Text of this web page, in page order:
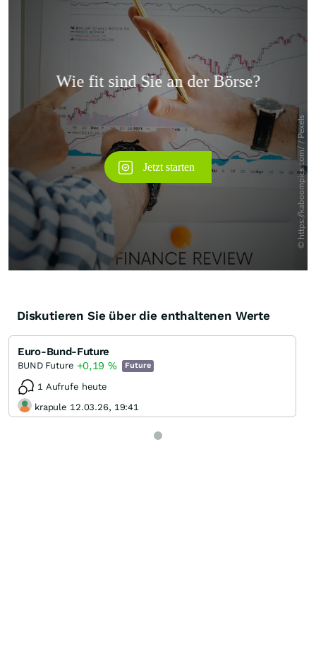
Überspringen
Diskutieren Sie über die enthaltenen Werte
Euro-Bund-Future
BUND Future +0,19 % Future
1 Aufrufe heute
krapule 12.03.26, 19:41